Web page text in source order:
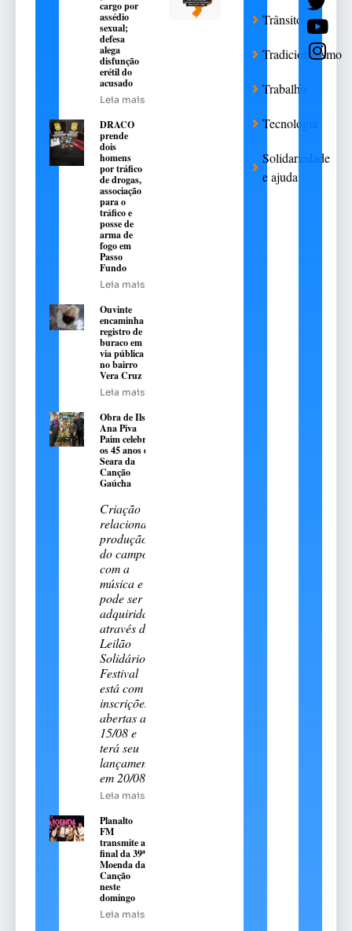
cargo por
assédio
sexual;
defesa
alega
disfunção
erétil do
acusado
Leia mais
DRACO
prende
dois
homens
por tráfico
de drogas,
associação
para o
tráfico e
posse de
arma de
fogo em
Passo
Fundo
Leia mais
Ouvinte
encaminha
registro de
buraco em
via pública
no bairro
Vera Cruz
Leia mais
Obra de Ilse
Ana Piva
Paim celebra
os 45 anos da
Seara da
Canção
Gaúcha
Criação
relaciona a
produção
do campo
com a
música e
pode ser
adquirida
através do
Leilão
Solidário.
Festival
está com
inscrições
abertas até
15/08 e
terá seu
lançamento
em 20/08
Leia mais
Planalto
FM
transmite a
final da 39ª
Moenda da
Canção
neste
domingo
Leia mais
Trânsito
Tradicionalismo
Trabalho
Tecnologia
Solidariedade
e ajuda